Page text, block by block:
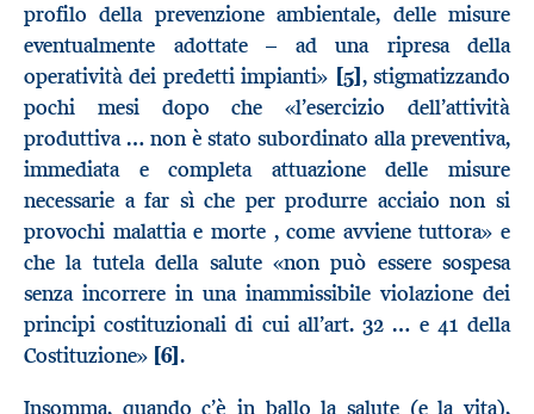
profilo della prevenzione ambientale, delle misure
eventualmente adottate – ad una ripresa della
operatività dei predetti impianti» [5], stigmatizzando
pochi mesi dopo che «l’esercizio dell’attività
produttiva … non è stato subordinato alla preventiva,
immediata e completa attuazione delle misure
necessarie a far sì che per produrre acciaio non si
provochi malattia e morte , come avviene tuttora» e
che la tutela della salute «non può essere sospesa
senza incorrere in una inammissibile violazione dei
principi costituzionali di cui all’art. 32 … e 41 della
Costituzione» [6].
Insomma, quando c’è in ballo la salute (e la vita),